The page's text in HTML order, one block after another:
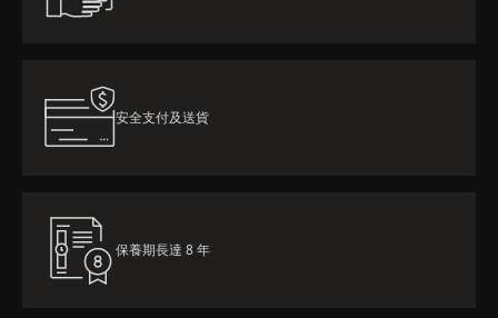
安全支付及送貨
保養期長達 8 年